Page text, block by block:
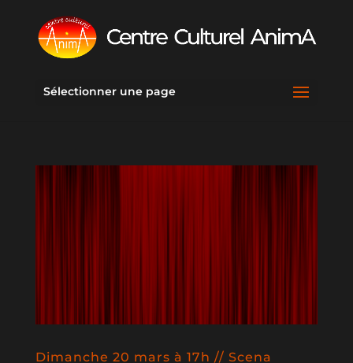
Sélectionner une page
Dimanche 20 mars à 17h // Scena